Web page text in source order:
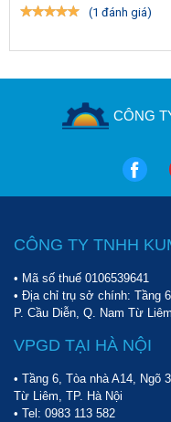
lo thấm nước giúp bảo
đó mà tuổi thọ của máy
dưỡng.
Nếu bạn đang có nhu
nhanh chóng liên hệ với
thông qua số hotline
(1 đánh giá)
CÔNG
CÔNG TY TNHH
• Mã số thuế 0106539641
• Địa chỉ trụ sở chính: Tầng
P. Cầu Diễn, Q. Nam Từ
VPGD TẠI HÀ NỘI
• Tầng 6, Tòa nhà A14, Ngõ
Từ Liêm, TP. Hà Nội
• Tel: 0983 113 582